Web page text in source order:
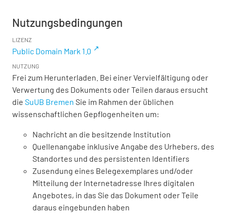
Nutzungsbedingungen
LIZENZ
Public Domain Mark 1.0
NUTZUNG
Frei zum Herunterladen. Bei einer Vervielfältigung oder
Verwertung des Dokuments oder Teilen daraus ersucht
die SuUB Bremen Sie im Rahmen der üblichen
wissenschaftlichen Gepflogenheiten um:
Nachricht an die besitzende Institution
Quellenangabe inklusive Angabe des Urhebers, des
Standortes und des persistenten Identifiers
Zusendung eines Belegexemplares und/oder
Mitteilung der Internetadresse Ihres digitalen
Angebotes, in das Sie das Dokument oder Teile
daraus eingebunden haben